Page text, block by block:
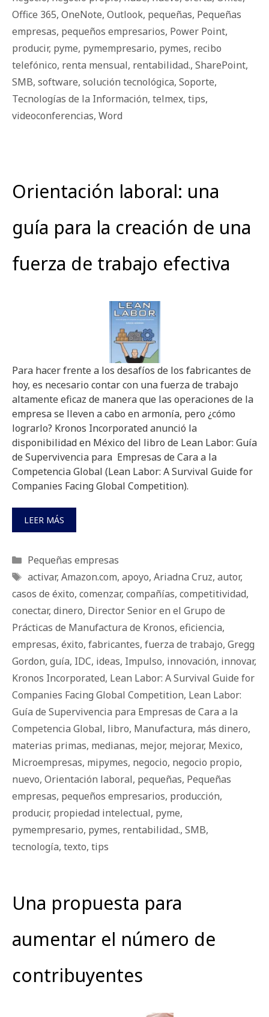
Office 365, OneNote, Outlook, pequeñas, Pequeñas
empresas, pequeños empresarios, Power Point,
producir, pyme, pymempresario, pymes, recibo
telefónico, renta mensual, rentabilidad., SharePoint,
SMB, software, solución tecnológica, Soporte,
Tecnologías de la Información, telmex, tips,
videoconferencias, Word
Orientación laboral: una
guía para la creación de una
fuerza de trabajo efectiva
Para hacer frente a los desafíos de los fabricantes de
hoy, es necesario contar con una fuerza de trabajo
altamente eficaz de manera que las operaciones de la
empresa se lleven a cabo en armonía, pero ¿cómo
lograrlo? Kronos Incorporated anunció la
disponibilidad en México del libro de Lean Labor: Guía
de Supervivencia para Empresas de Cara a la
Competencia Global (Lean Labor: A Survival Guide for
Companies Facing Global Competition).
LEER MÁS
Categorías
Pequeñas empresas
Etiquetas
activar, Amazon.com, apoyo, Ariadna Cruz, autor,
casos de éxito, comenzar, compañías, competitividad,
conectar, dinero, Director Senior en el Grupo de
Prácticas de Manufactura de Kronos, eficiencia,
empresas, éxito, fabricantes, fuerza de trabajo, Gregg
Gordon, guía, IDC, ideas, Impulso, innovación, innovar,
Kronos Incorporated, Lean Labor: A Survival Guide for
Companies Facing Global Competition, Lean Labor:
Guía de Supervivencia para Empresas de Cara a la
Competencia Global, libro, Manufactura, más dinero,
materias primas, medianas, mejor, mejorar, Mexico,
Microempresas, mipymes, negocio, negocio propio,
nuevo, Orientación laboral, pequeñas, Pequeñas
empresas, pequeños empresarios, producción,
producir, propiedad intelectual, pyme,
pymempresario, pymes, rentabilidad., SMB,
tecnología, texto, tips
Una propuesta para
aumentar el número de
contribuyentes